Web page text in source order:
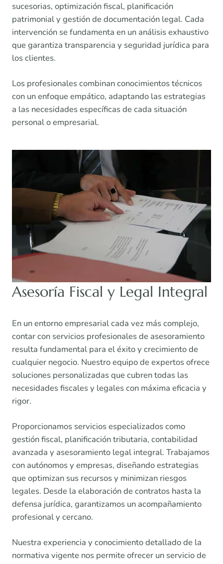
sucesorias, optimización fiscal, planificación
patrimonial y gestión de documentación legal. Cada
intervención se fundamenta en un análisis exhaustivo
que garantiza transparencia y seguridad jurídica para
los clientes.
Los profesionales combinan conocimientos técnicos
con un enfoque empático, adaptando las estrategias
a las necesidades específicas de cada situación
personal o empresarial.
Asesoría Fiscal y Legal Integral
En un entorno empresarial cada vez más complejo,
contar con servicios profesionales de asesoramiento
resulta fundamental para el éxito y crecimiento de
cualquier negocio. Nuestro equipo de expertos ofrece
soluciones personalizadas que cubren todas las
necesidades fiscales y legales con máxima eficacia y
rigor.
Proporcionamos servicios especializados como
gestión fiscal, planificación tributaria, contabilidad
avanzada y asesoramiento legal integral. Trabajamos
con autónomos y empresas, diseñando estrategias
que optimizan sus recursos y minimizan riesgos
legales. Desde la elaboración de contratos hasta la
defensa jurídica, garantizamos un acompañamiento
profesional y cercano.
Nuestra experiencia y conocimiento detallado de la
normativa vigente nos permite ofrecer un servicio de